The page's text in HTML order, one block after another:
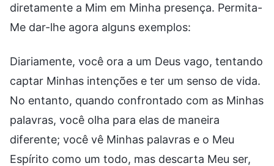
diretamente a Mim em Minha presença. Permita-
Me dar-lhe agora alguns exemplos:
Diariamente, você ora a um Deus vago, tentando
captar Minhas intenções e ter um senso de vida.
No entanto, quando confrontado com as Minhas
palavras, você olha para elas de maneira
diferente; você vê Minhas palavras e o Meu
Espírito como um todo, mas descarta Meu ser,